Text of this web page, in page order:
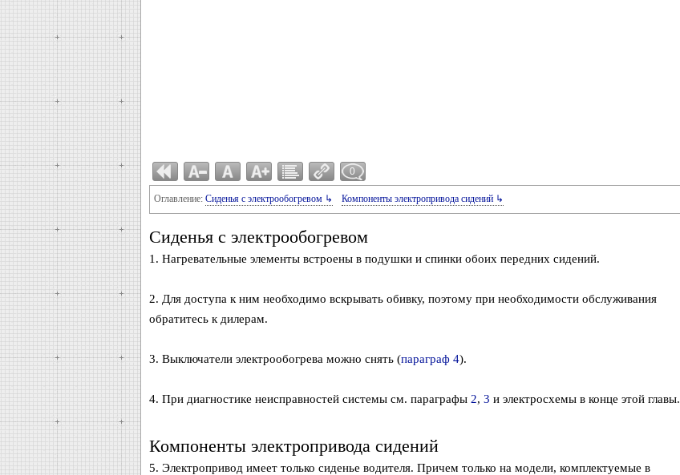
0
Оглавление: Сиденья с электрообогревом ↳ Компоненты электропривода сидений ↳
Сиденья с электрообогревом
1. Нагревательные элементы встроены в подушки и спинки обоих передних сидений.
2. Для доступа к ним необходимо вскрывать обивку, поэтому при необходимости обслуживания
обратитесь к дилерам.
3. Выключатели электрообогрева можно снять (параграф 4).
4. При диагностике неисправностей системы см. параграфы 2, 3 и электросхемы в конце этой главы.
Компоненты электропривода сидений
5. Электропривод имеет только сиденье водителя. Причем только на модели, комплектуемые в